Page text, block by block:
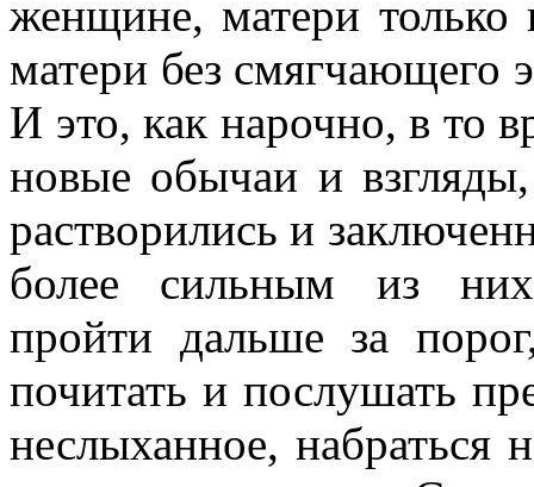
женщине, матери только
матери без смягчающего
И это, как нарочно, в то
новые обычаи и
растворились и
более сильным из них
пройти дальше за
почитать и послушать
неслыханное, набраться